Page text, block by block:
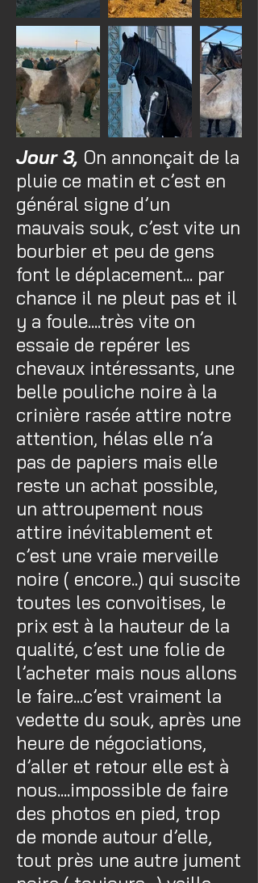
Jour 3, On annonçait de la
pluie ce matin et c’est en
général signe d’un
mauvais souk, c’est vite un
bourbier et peu de gens
font le déplacement... par
chance il ne pleut pas et il
y a foule....très vite on
essaie de repérer les
chevaux intéressants, une
belle pouliche noire à la
crinière rasée attire notre
attention, hélas elle n’a
pas de papiers mais elle
reste un achat possible,
un attroupement nous
attire inévitablement et
c’est une vraie merveille
noire ( encore..) qui suscite
toutes les convoitises, le
prix est à la hauteur de la
qualité, c’est une folie de
l’acheter mais nous allons
le faire...c’est vraiment la
vedette du souk, après une
heure de négociations,
d’aller et retour elle est à
nous....impossible de faire
des photos en pied, trop
de monde autour d’elle,
tout près une autre jument